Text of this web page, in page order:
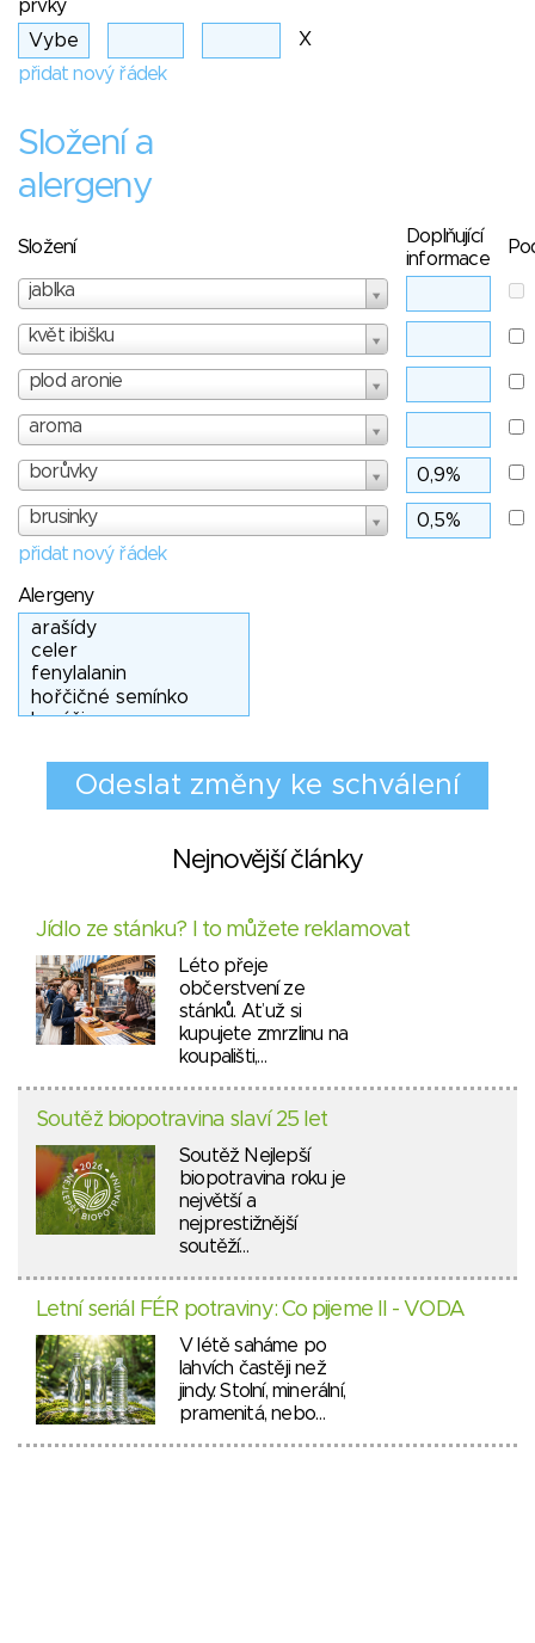
prvky
X
přidat nový řádek
Složení a
alergeny
Složení
Doplňující
informace
jablka
květ ibišku
plod aronie
aroma
borůvky
brusinky
přidat nový řádek
Alergeny
Nejnovější články
Jídlo ze stánku? I to můžete reklamovat
Léto přeje
občerstvení ze
stánků. Ať už si
kupujete zmrzlinu na
koupališti,…
Soutěž biopotravina slaví 25 let
Soutěž Nejlepší
biopotravina roku je
největší a
nejprestižnější
soutěží…
Letní seriál FÉR potraviny: Co pijeme II - VODA
V létě saháme po
lahvích častěji než
jindy. Stolní, minerální,
pramenitá, nebo…